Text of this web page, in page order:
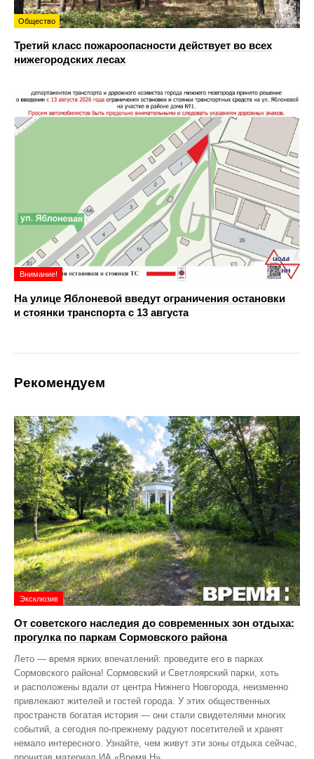
Общество
Третий класс пожароопасности действует во всех
нижегородских лесах
Внимание!
На улице Яблоневой введут ограничения остановки
и стоянки транспорта с 13 августа
Рекомендуем
Эксклюзив
От советского наследия до современных зон отдыха:
прогулка по паркам Сормовского района
Лето — время ярких впечатлений: проведите его в парках
Сормовского района! Сормовский и Светлоярский парки, хоть
и расположены вдали от центра Нижнего Новгорода, неизменно
привлекают жителей и гостей города. У этих общественных
пространств богатая история — они стали свидетелями многих
событий, а сегодня по‑прежнему радуют посетителей и хранят
немало интересного. Узнайте, чем живут эти зоны отдыха сейчас,